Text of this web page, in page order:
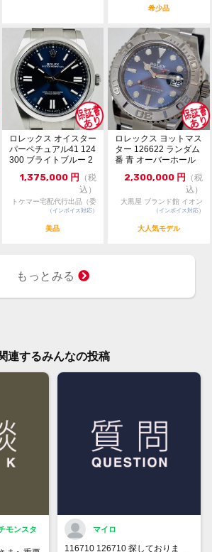
希少品
ロレックス オイスター
パーペチュアル41 124
300 ブライトブルー 2
1,375,000 円 （税
込）
トケマー宅配代行出品（委
託販売）
（インボイス対応）
美品
ロレックス ヨットマス
ター 126622 ランダム
番 青 オーバーホール
2,300,000 円 （税
込）
大黒屋 ブランド館 イオン
鹿児島店
（インボイス対応）
大人気モデル
もっとみる
連するみんなの投稿
モンスタ
マイロ
116710 126710 探しておりま